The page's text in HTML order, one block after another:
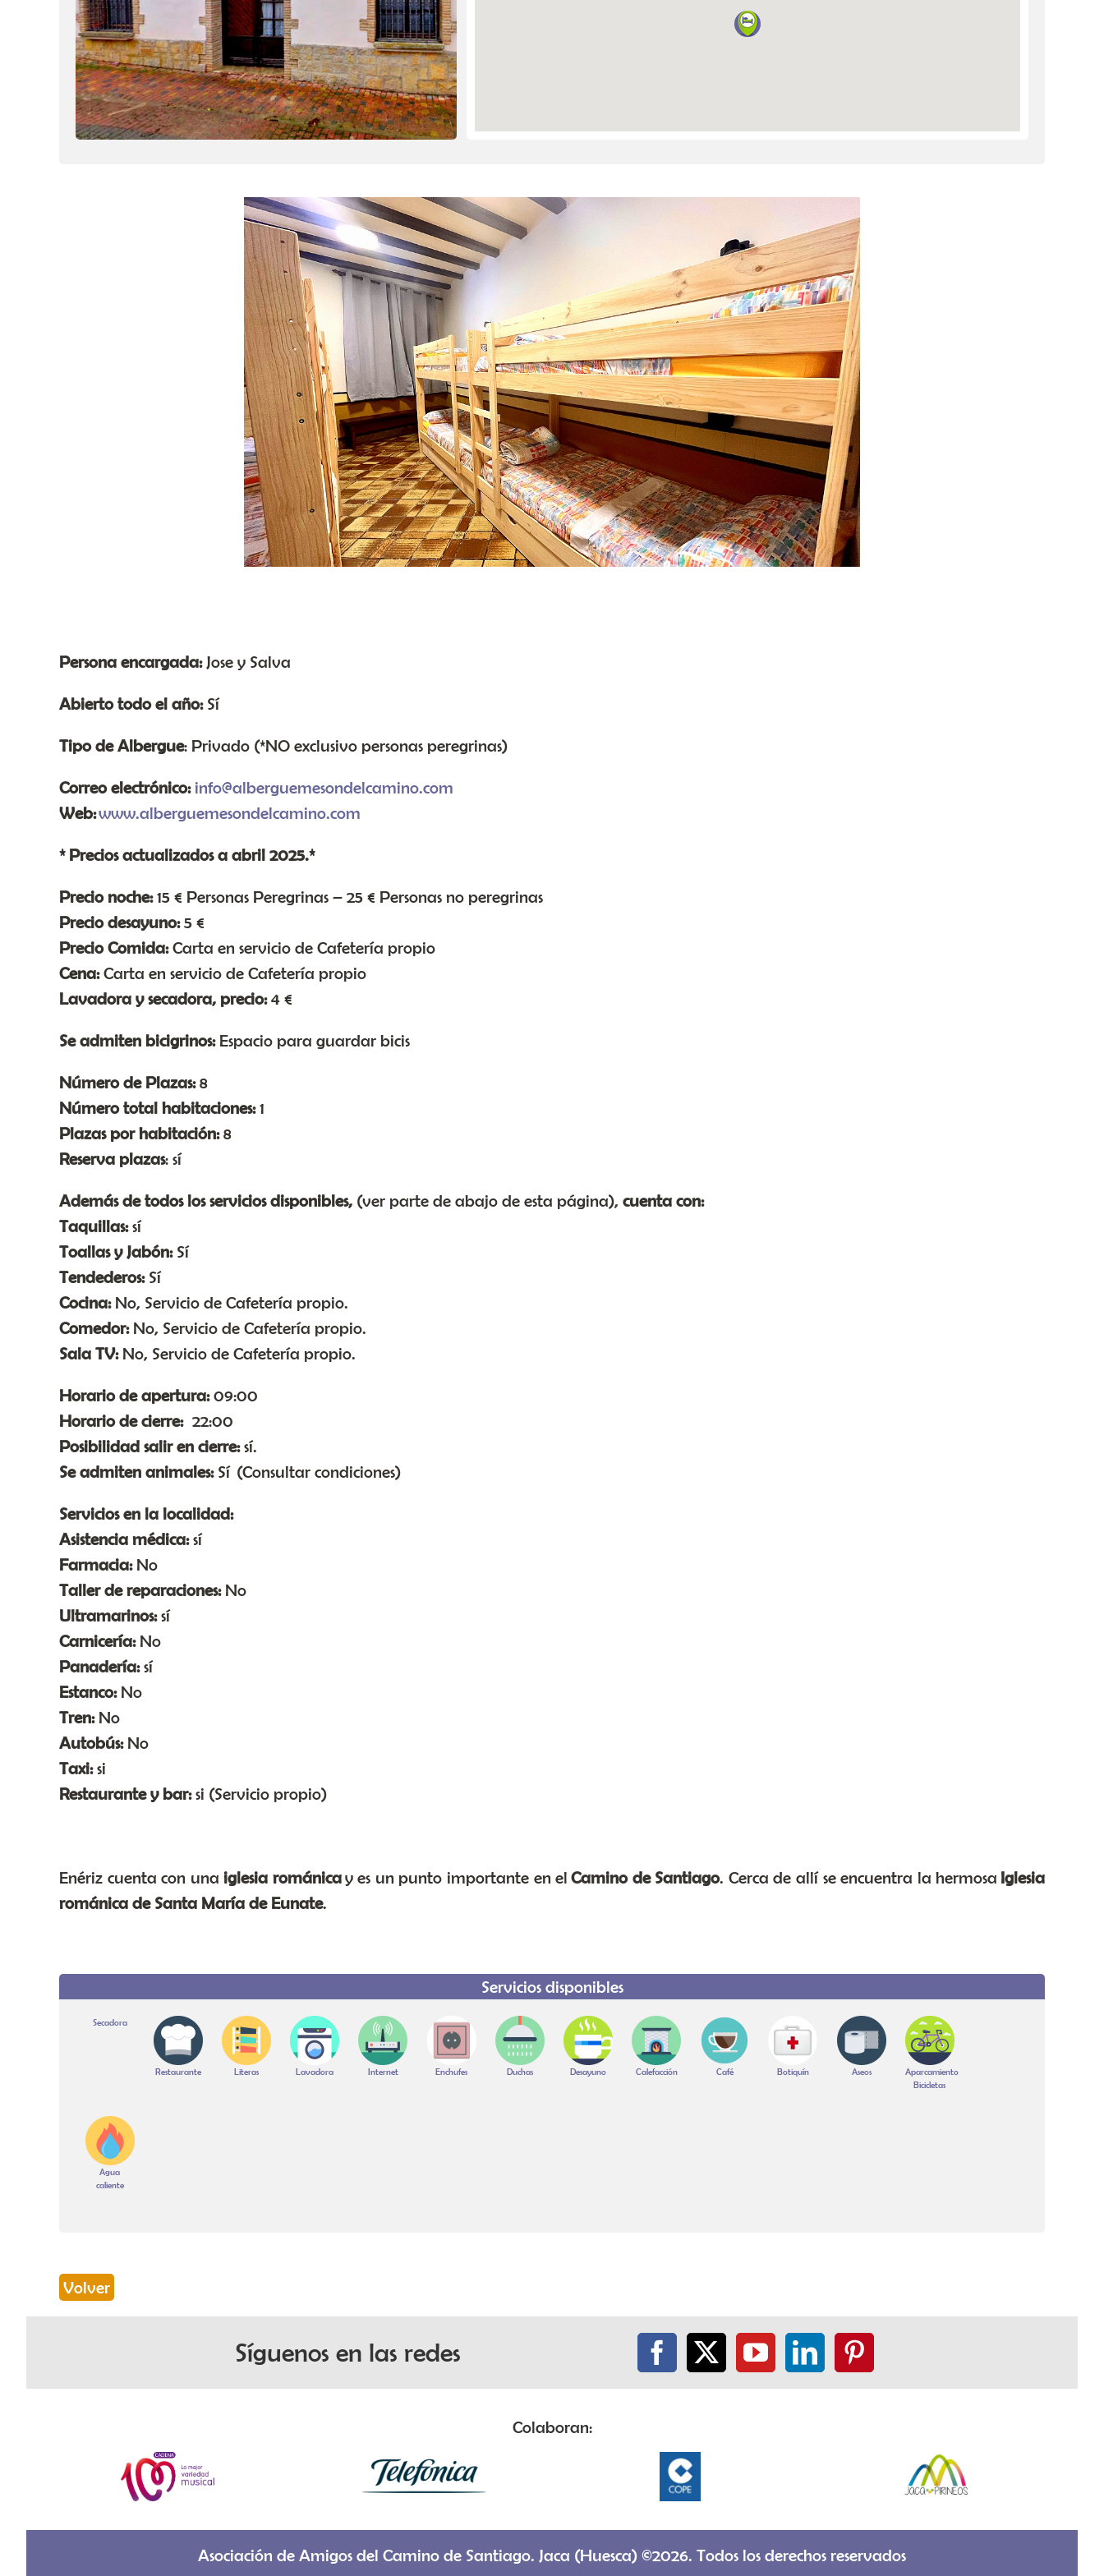
Persona encargada: Jose y Salva
Abierto todo el año:Sí
Tipo de Albergue: Privado (*NO exclusivo personas peregrinas)
Correo electrónico: info@alberguemesondelcamino.com
Web:www.alberguemesondelcamino.com
* Precios actualizados a abril 2025.*
Precio noche:15 € Personas Peregrinas – 25 € Personas no peregrinas
Precio desayuno:5 €
Precio Comida:Carta en servicio de Cafetería propio
Cena:Carta en servicio de Cafetería propio
Lavadora y secadora, precio:4 €
Se admiten bicigrinos:Espacio para guardar bicis
Número de Plazas:8
Número total habitaciones:1
Plazas por habitación:8
Reserva plazas: sí
Además de todos los servicios disponibles, (ver parte de abajo de esta página), cuenta con:
Taquillas:sí
Toallas y Jabón:Sí
Tendederos:Sí
Cocina:No, Servicio de Cafetería propio.
Comedor:No, Servicio de Cafetería propio.
Sala TV:No, Servicio de Cafetería propio.
Horario de apertura:09:00
Horario de cierre:22:00
Posibilidad salir en cierre:sí.
Se admiten animales:Sí (Consultar condiciones)
Servicios en la localidad:
Asistencia médica:sí
Farmacia: No
Taller de reparaciones: No
Ultramarinos:sí
Carnicería:No
Panadería:sí
Estanco: No
Tren: No
Autobús:No
Taxi:si
Restaurante y bar:si (Servicio propio)
Enériz cuenta con una iglesia románicay es un punto importante en el Camino de Santiago. Cerca de allí se encuentra la hermosa Iglesia
románica de Santa María de Eunate.
Servicios disponibles
Secadora
Restaurante Literas Lavadora Internet Enchufes Duchas Desayuno Calefacción Café Botiquín Aseos
Aparcamiento
Bicicletas
Agua
caliente
Volver
Síguenos en las redes
Colaboran:
Asociación de Amigos del Camino de Santiago. Jaca (Huesca) ©2026. Todos los derechos reservados